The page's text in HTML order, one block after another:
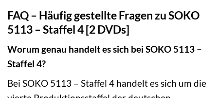
FAQ – Häufig gestellte Fragen zu SOKO
5113 – Staffel 4 [2 DVDs]
Worum genau handelt es sich bei SOKO 5113 –
Staffel 4?
Bei SOKO 5113 – Staffel 4 handelt es sich um die